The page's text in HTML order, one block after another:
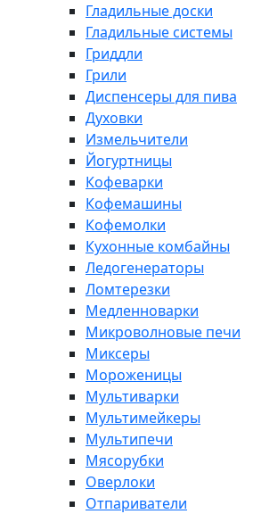
Гладильные доски
Гладильные системы
Гриддли
Грили
Диспенсеры для пива
Духовки
Измельчители
Йогуртницы
Кофеварки
Кофемашины
Кофемолки
Кухонные комбайны
Ледогенераторы
Ломтерезки
Медленноварки
Микроволновые печи
Миксеры
Мороженицы
Мультиварки
Мультимейкеры
Мультипечи
Мясорубки
Оверлоки
Отпариватели